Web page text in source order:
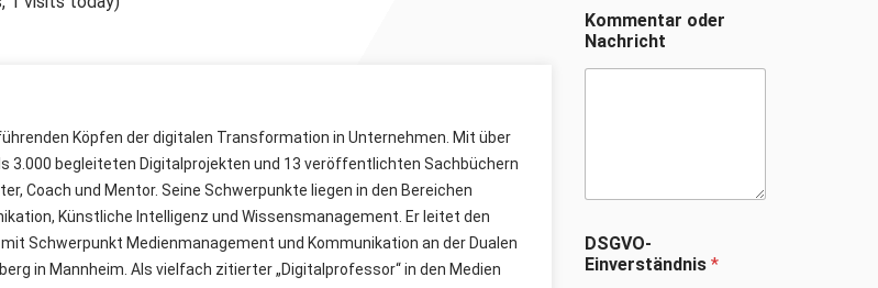
Köpfen der digitalen Transformation in Unternehmen. Mit über
3.000 begleiteten Digitalprojekten und 13 veröffentlichten Sachbüchern
Coach und Mentor. Seine Schwerpunkte liegen in den Bereichen
Künstliche Intelligenz und Wissensmanagement. Er leitet den
Schwerpunkt Medienmanagement und Kommunikation an der Dualen
in Mannheim. Als vielfach zitierter „Digitalprofessor“ in den Medien
Kommentar oder
Nachricht
DSGVO-
Einverständnis *